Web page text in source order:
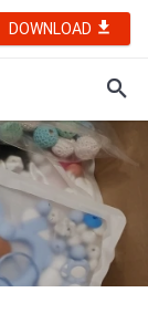
DOWNLOAD